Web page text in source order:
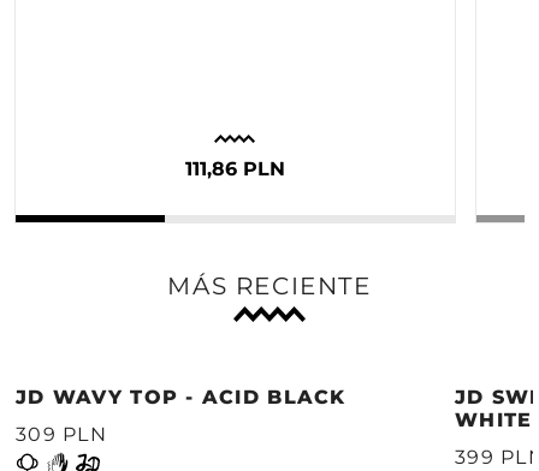
111,86 PLN
MÁS RECIENTE
JD WAVY TOP - ACID BLACK
309 PLN
JD
WHITE
399